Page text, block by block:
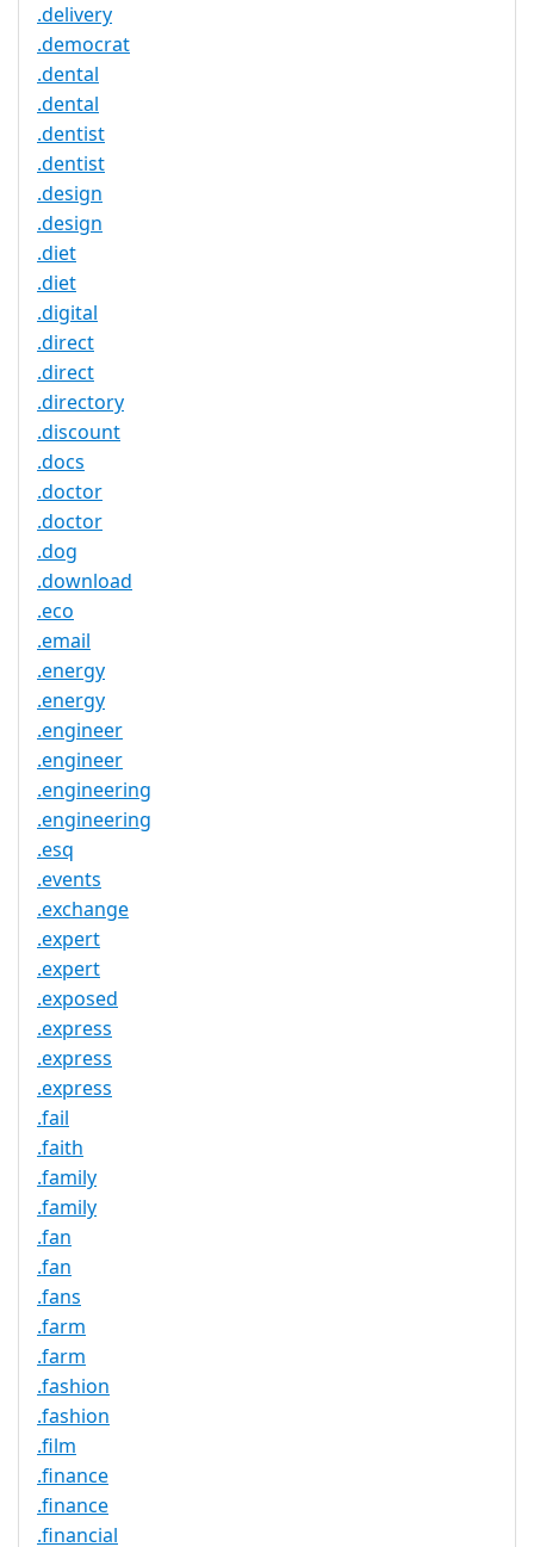
.delivery
.democrat
.dental
.dental
.dentist
.dentist
.design
.design
.diet
.diet
.digital
.direct
.direct
.directory
.discount
.docs
.doctor
.doctor
.dog
.download
.eco
.email
.energy
.energy
.engineer
.engineer
.engineering
.engineering
.esq
.events
.exchange
.expert
.expert
.exposed
.express
.express
.express
.fail
.faith
.family
.family
.fan
.fan
.fans
.farm
.farm
.fashion
.fashion
.film
.finance
.finance
.financial